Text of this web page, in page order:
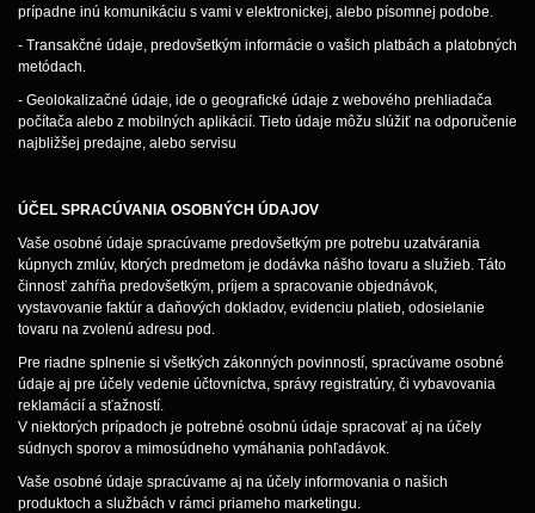
prípadne inú komunikáciu s vami v elektronickej, alebo písomnej podobe.
- Transakčné údaje, predovšetkým informácie o vašich platbách a platobných
metódach.
- Geolokalizačné údaje, ide o geografické údaje z webového prehliadača
počítača alebo z mobilných aplikácií. Tieto údaje môžu slúžiť na odporučenie
najbližšej predajne, alebo servisu
ÚČEL SPRACÚVANIA OSOBNÝCH ÚDAJOV
Vaše osobné údaje spracúvame predovšetkým pre potrebu uzatvárania
kúpnych zmlúv, ktorých predmetom je dodávka nášho tovaru a služieb. Táto
činnosť zahŕňa predovšetkým, príjem a spracovanie objednávok,
vystavovanie faktúr a daňových dokladov, evidenciu platieb, odosielanie
tovaru na zvolenú adresu pod.
Pre riadne splnenie si všetkých zákonných povinností, spracúvame osobné
údaje aj pre účely vedenie účtovníctva, správy registratúry, či vybavovania
reklamácií a sťažností.
V niektorých prípadoch je potrebné osobnú údaje spracovať aj na účely
súdnych sporov a mimosúdneho vymáhania pohľadávok.
Vaše osobné údaje spracúvame aj na účely informovania o našich
produktoch a službách v rámci priameho marketingu.